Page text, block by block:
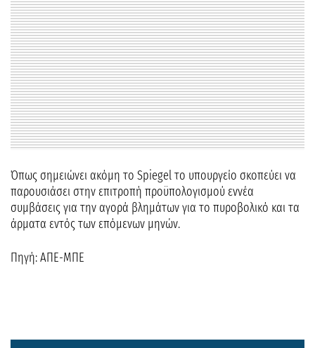
Όπως σημειώνει ακόμη το Spiegel το υπουργείο σκοπεύει να
παρουσιάσει στην επιτροπή προϋπολογισμού εννέα
συμβάσεις για την αγορά βλημάτων για το πυροβολικό και τα
άρματα εντός των επόμενων μηνών.
Πηγή: ΑΠΕ-ΜΠΕ